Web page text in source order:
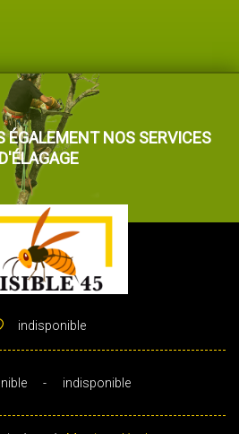
ÉGALEMENT NOS SERVICES
D'ÉLAGAGE
indisponible
- indisponible